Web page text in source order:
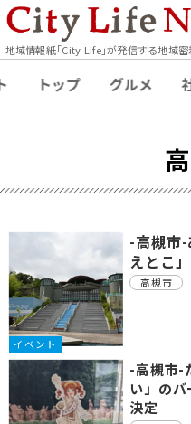
地域情報紙｢City Life｣が発信する地域
トップ グルメ
イベント
-高槻市-
えとこ
高槻市
-高槻市-
い」の
決定